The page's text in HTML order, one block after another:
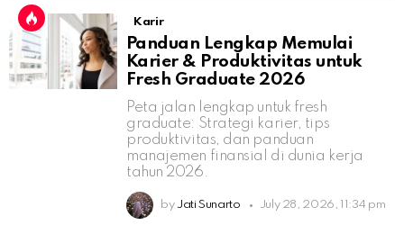
Karir
Panduan Lengkap Memulai
Karier & Produktivitas untuk
Fresh Graduate 2026
Peta jalan lengkap untuk fresh
graduate: Strategi karier, tips
produktivitas, dan panduan
manajemen finansial di dunia kerja
tahun 2026.
by Jati Sunarto July 28, 2026, 11:34 pm